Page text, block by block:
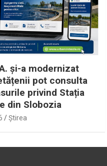
și-a modernizat
pot consulta
privind Stația
din Slobozia
Ştirea